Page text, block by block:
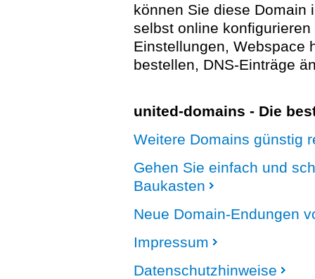
können Sie diese Domain
selbst online
Einstellungen, Webspace
bestellen, DNS-Einträge
united-domains - Die
Weitere Domains günstig
Gehen Sie einfach und
Baukasten
Neue Domain-Endungen
Impressum
Datenschutzhinweise